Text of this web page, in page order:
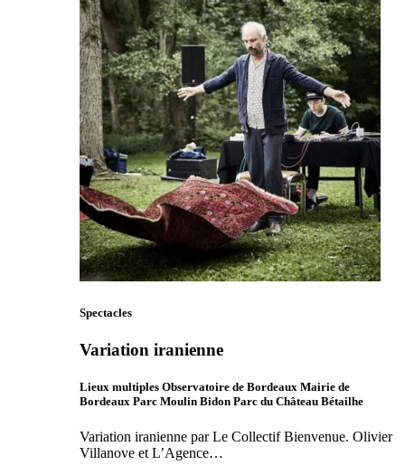
Spectacles
Variation iranienne
Lieux multiples Observatoire de Bordeaux Mairie de
Bordeaux Parc Moulin Bidon Parc du Château Bétailhe
Variation iranienne par Le Collectif Bienvenue. Olivier
Villanove et L’Agence…